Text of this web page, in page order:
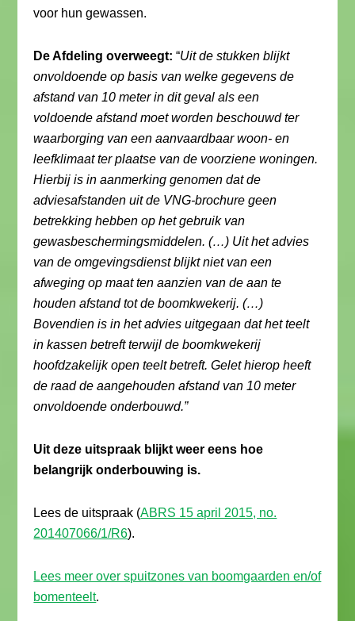
voor hun gewassen.
De Afdeling overweegt: “Uit de stukken blijkt
onvoldoende op basis van welke gegevens de
afstand van 10 meter in dit geval als een
voldoende afstand moet worden beschouwd ter
waarborging van een aanvaardbaar woon- en
leefklimaat ter plaatse van de voorziene woningen.
Hierbij is in aanmerking genomen dat de
adviesafstanden uit de VNG-brochure geen
betrekking hebben op het gebruik van
gewasbeschermingsmiddelen. (…) Uit het advies
van de omgevingsdienst blijkt niet van een
afweging op maat ten aanzien van de aan te
houden afstand tot de boomkwekerij. (…)
Bovendien is in het advies uitgegaan dat het teelt
in kassen betreft terwijl de boomkwekerij
hoofdzakelijk open teelt betreft. Gelet hierop heeft
de raad de aangehouden afstand van 10 meter
onvoldoende onderbouwd.”
Uit deze uitspraak blijkt weer eens hoe
belangrijk onderbouwing is.
Lees de uitspraak (ABRS 15 april 2015, no.
201407066/1/R6).
Lees meer over spuitzones van boomgaarden en/of
bomenteelt.